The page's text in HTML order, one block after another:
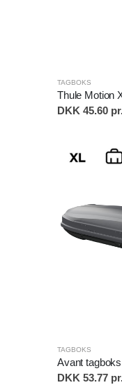
TAGBOKS
Thule Motion
DKK 45.60
TAGBOKS
Avant
DKK 53.77